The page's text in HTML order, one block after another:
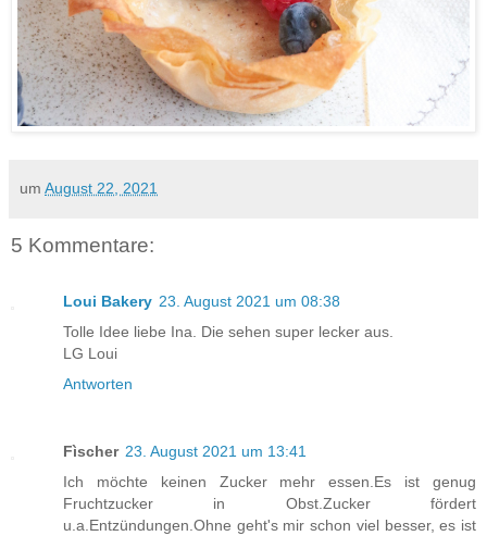
um August 22, 2021
5 Kommentare:
Loui Bakery 23. August 2021 um 08:38
Tolle Idee liebe Ina. Die sehen super lecker aus.
LG Loui
Antworten
Fìscher 23. August 2021 um 13:41
Ich möchte keinen Zucker mehr essen.Es ist genug
Fruchtzucker in Obst.Zucker fördert
u.a.Entzündungen.Ohne geht's mir schon viel besser, es ist